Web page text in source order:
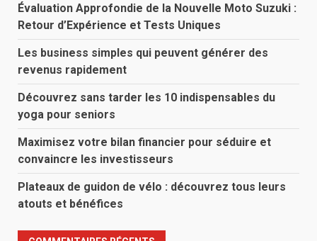
Évaluation Approfondie de la Nouvelle Moto Suzuki :
Retour d’Expérience et Tests Uniques
Les business simples qui peuvent générer des
revenus rapidement
Découvrez sans tarder les 10 indispensables du
yoga pour seniors
Maximisez votre bilan financier pour séduire et
convaincre les investisseurs
Plateaux de guidon de vélo : découvrez tous leurs
atouts et bénéfices